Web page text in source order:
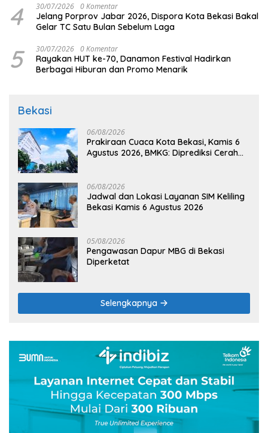
4 30/07/2026 0 Komentar
Jelang Porprov Jabar 2026, Dispora Kota Bekasi Bakal
Gelar TC Satu Bulan Sebelum Laga
5 30/07/2026 0 Komentar
Rayakan HUT ke-70, Danamon Festival Hadirkan
Berbagai Hiburan dan Promo Menarik
Bekasi
06/08/2026
Prakiraan Cuaca Kota Bekasi, Kamis 6
Agustus 2026, BMKG: Diprediksi Cerah
06/08/2026
Jadwal dan Lokasi Layanan SIM Keliling
Bekasi Kamis 6 Agustus 2026
05/08/2026
Pengawasan Dapur MBG di Bekasi
Diperketat
Selengkapnya